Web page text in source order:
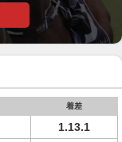
着差
1.13.1